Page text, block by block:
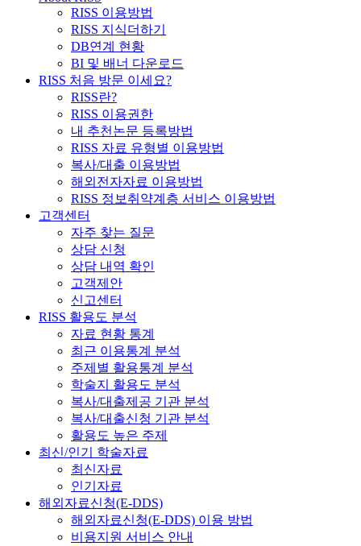
RISS 이용방법
RISS 지식더하기
DB연계 현황
BI 및 배너 다운로드
RISS 처음 방문 이세요?
RISS란?
RISS 이용권한
내 추천논문 등록방법
RISS 자료 유형별 이용방법
복사/대출 이용방법
해외전자자료 이용방법
RISS 정보취약계층 서비스 이용방법
고객센터
자주 찾는 질문
상담 신청
상담 내역 확인
고객제안
신고센터
RISS 활용도 분석
자료 현황 통계
최근 이용통계 분석
주제별 활용통계 분석
학술지 활용도 분석
복사/대출제공 기관 분석
복사/대출신청 기관 분석
활용도 높은 주제
최신/인기 학술자료
최신자료
인기자료
해외자료신청(E-DDS)
해외자료신청(E-DDS) 이용 방법
비용지원 서비스 안내